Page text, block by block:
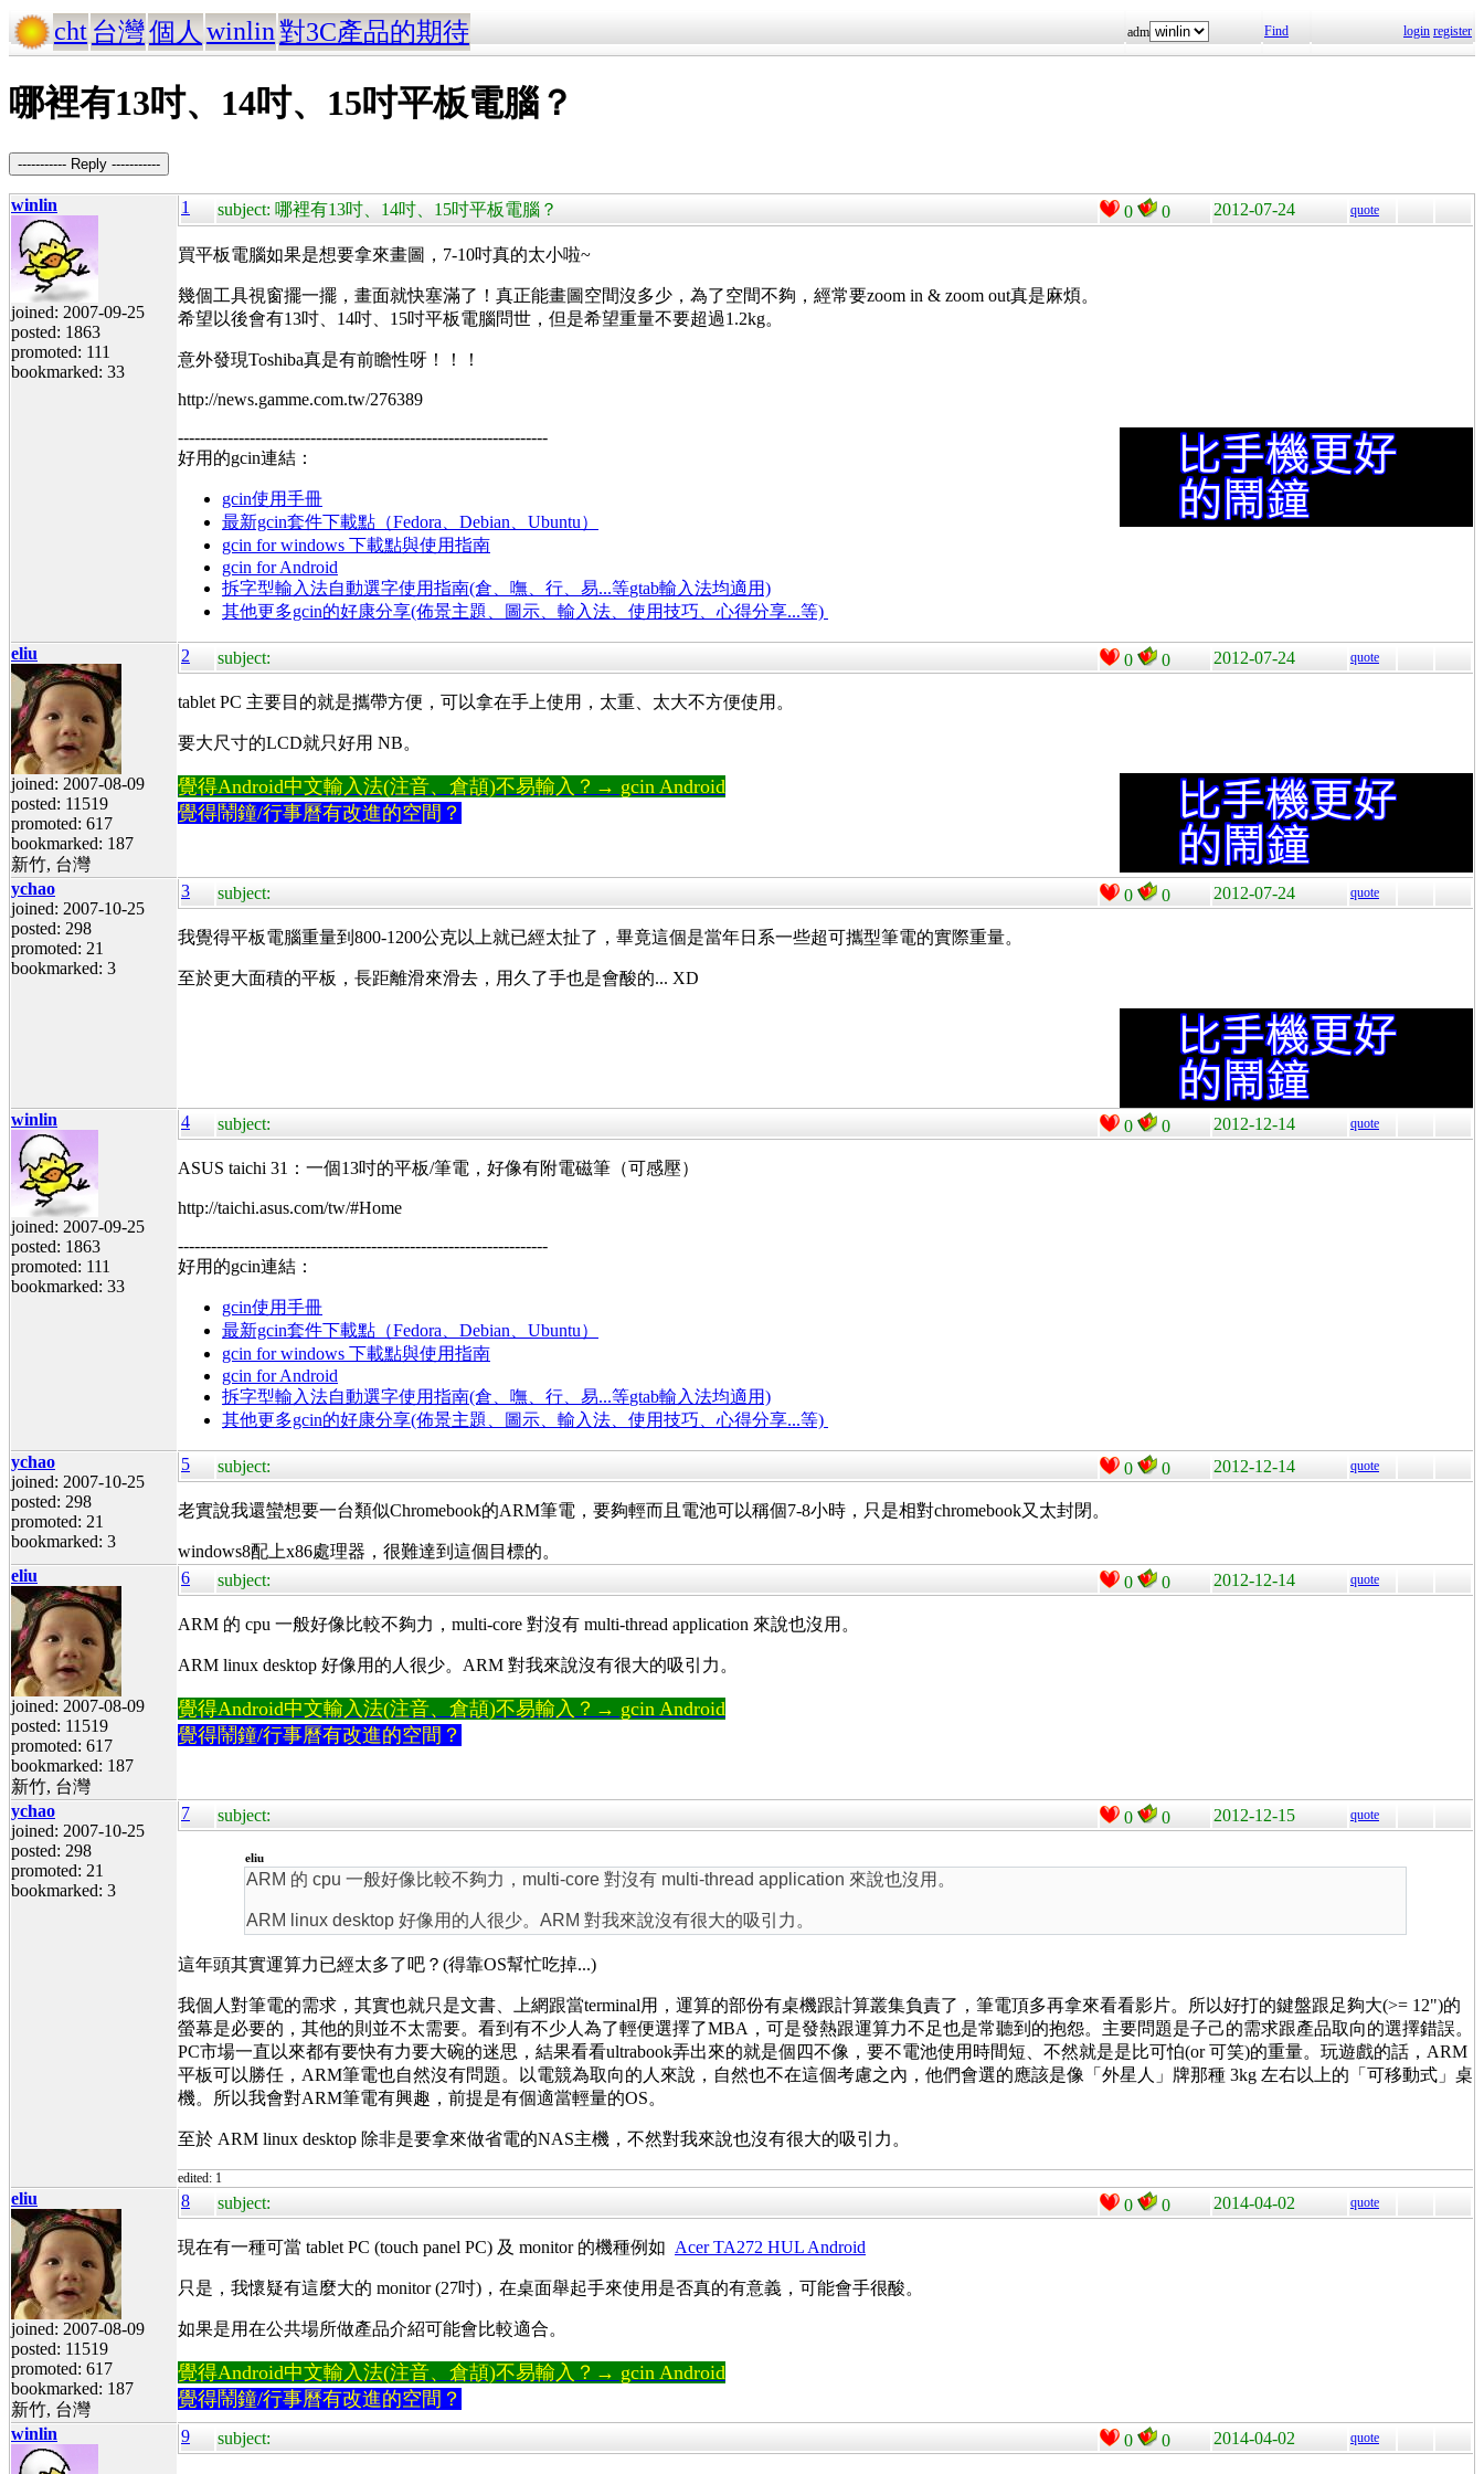
cht 台灣個人 winlin對3C產品的期待 adm Find login register
哪裡有13吋、14吋、15吋平板電腦？
----------- Reply -----------
winlin
joined: 2007-09-25
posted: 1863
promoted: 111
bookmarked: 33
1 subject: 哪裡有13吋、14吋、15吋平板電腦？ 0 0 2012-07-24 quote
買平板電腦如果是想要拿來畫圖，7-10吋真的太小啦~
幾個工具視窗擺一擺，畫面就快塞滿了！真正能畫圖空間沒多少，為了空間不夠，經常要zoom in & zoom out真是麻煩。
希望以後會有13吋、14吋、15吋平板電腦問世，但是希望重量不要超過1.2kg。
意外發現Toshiba真是有前瞻性呀！！！
http://news.gamme.com.tw/276389
-------------------------------------------------------------------
好用的gcin連結：
gcin使用手冊
最新gcin套件下載點（Fedora、Debian、Ubuntu）
gcin for windows 下載點與使用指南
gcin for Android
拆字型輸入法自動選字使用指南(倉、嘸、行、易...等gtab輸入法均適用)
其他更多gcin的好康分享(佈景主題、圖示、輸入法、使用技巧、心得分享...等)
eliu
joined: 2007-08-09
posted: 11519
promoted: 617
bookmarked: 187
新竹, 台灣
2 subject: 0 0 2012-07-24 quote
tablet PC 主要目的就是攜帶方便，可以拿在手上使用，太重、太大不方便使用。
要大尺寸的LCD就只好用 NB。
覺得Android中文輸入法(注音、倉頡)不易輸入？→ gcin Android
覺得鬧鐘/行事曆有改進的空間？
ychao
joined: 2007-10-25
posted: 298
promoted: 21
bookmarked: 3
3 subject: 0 0 2012-07-24 quote
我覺得平板電腦重量到800-1200公克以上就已經太扯了，畢竟這個是當年日系一些超可攜型筆電的實際重量。
至於更大面積的平板，長距離滑來滑去，用久了手也是會酸的... XD
winlin
joined: 2007-09-25
posted: 1863
promoted: 111
bookmarked: 33
4 subject: 0 0 2012-12-14 quote
ASUS taichi 31：一個13吋的平板/筆電，好像有附電磁筆（可感壓）
http://taichi.asus.com/tw/#Home
-------------------------------------------------------------------
好用的gcin連結：
gcin使用手冊
最新gcin套件下載點（Fedora、Debian、Ubuntu）
gcin for windows 下載點與使用指南
gcin for Android
拆字型輸入法自動選字使用指南(倉、嘸、行、易...等gtab輸入法均適用)
其他更多gcin的好康分享(佈景主題、圖示、輸入法、使用技巧、心得分享...等)
ychao
joined: 2007-10-25
posted: 298
promoted: 21
bookmarked: 3
5 subject: 0 0 2012-12-14 quote
老實說我還蠻想要一台類似Chromebook的ARM筆電，要夠輕而且電池可以稱個7-8小時，只是相對chromebook又太封閉。
windows8配上x86處理器，很難達到這個目標的。
eliu
joined: 2007-08-09
posted: 11519
promoted: 617
bookmarked: 187
新竹, 台灣
6 subject: 0 0 2012-12-14 quote
ARM 的 cpu 一般好像比較不夠力，multi-core 對沒有 multi-thread application 來說也沒用。
ARM linux desktop 好像用的人很少。ARM 對我來說沒有很大的吸引力。
覺得Android中文輸入法(注音、倉頡)不易輸入？→ gcin Android
覺得鬧鐘/行事曆有改進的空間？
ychao
joined: 2007-10-25
posted: 298
promoted: 21
bookmarked: 3
7 subject: 0 0 2012-12-15 quote
eliu
ARM 的 cpu 一般好像比較不夠力，multi-core 對沒有 multi-thread application 來說也沒用。
ARM linux desktop 好像用的人很少。ARM 對我來說沒有很大的吸引力。
這年頭其實運算力已經太多了吧？(得靠OS幫忙吃掉...)
我個人對筆電的需求，其實也就只是文書、上網跟當terminal用，運算的部份有桌機跟計算叢集負責了，筆電頂多再拿來看看影片。所以好打的鍵盤跟足夠大(>= 12")的
螢幕是必要的，其他的則並不太需要。看到有不少人為了輕便選擇了MBA，可是發熱跟運算力不足也是常聽到的抱怨。主要問題是子己的需求跟產品取向的選擇錯誤。
PC市場一直以來都有要快有力要大碗的迷思，結果看看ultrabook弄出來的就是個四不像，要不電池使用時間短、不然就是是比可怕(or 可笑)的重量。玩遊戲的話，ARM
平板可以勝任，ARM筆電也自然沒有問題。以電競為取向的人來說，自然也不在這個考慮之內，他們會選的應該是像「外星人」牌那種 3kg 左右以上的「可移動式」桌
機。所以我會對ARM筆電有興趣，前提是有個適當輕量的OS。
至於 ARM linux desktop 除非是要拿來做省電的NAS主機，不然對我來說也沒有很大的吸引力。
edited: 1
eliu
joined: 2007-08-09
posted: 11519
promoted: 617
bookmarked: 187
新竹, 台灣
8 subject: 0 0 2014-04-02 quote
現在有一種可當 tablet PC (touch panel PC) 及 monitor 的機種例如 Acer TA272 HUL Android
只是，我懷疑有這麼大的 monitor (27吋)，在桌面舉起手來使用是否真的有意義，可能會手很酸。
如果是用在公共場所做產品介紹可能會比較適合。
覺得Android中文輸入法(注音、倉頡)不易輸入？→ gcin Android
覺得鬧鐘/行事曆有改進的空間？
winlin 9 subject: 0 0 2014-04-02 quote